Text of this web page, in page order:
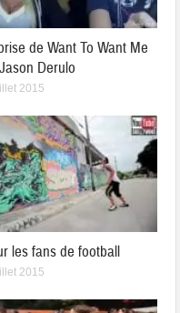
de Want To Want Me
Derulo
2015
les fans de football
2015